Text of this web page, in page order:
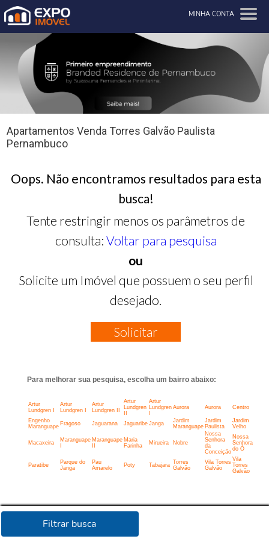
MINHA CONTA
Filtrar busca
Apartamentos Venda Torres Galvão Paulista
Pernambuco
Oops. Não encontramos resultados para esta
busca!
Tente restringir menos os parâmetros de
consulta: Voltar para pesquisa
ou
Solicite um Imóvel que possuem o seu perfil
desejado.
Solicitar
Para melhorar sua pesquisa, escolha um bairro abaixo:
Artur
Lundgren I
Artur
Lundgren I
Artur
Lundgren II
Artur
Lundgren
Artur
Lundgren Aurora Aurora Centro
Engenho
Maranguape Fragoso Jaguarana Jaguaribe Janga
Jardim
Maranguape
Jardim
Paulista
Jardim
Velho
Macaxeira
Maranguape Maranguape Maria
Farinha
Mirueira Nobre
Nossa
Senhora
da
Conceição
Nossa
Senhora
do Ó
Paratibe
Parque do
Janga
Pau
Amarelo
Poty Tabajara Torres
Galvão
Vila Torres
Galvão
Vila
Torres
Galvão